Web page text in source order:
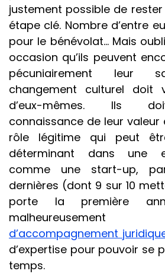
justement possible de
étape clé. Nombre d’entre
pour le bénévolat… Mais
occasion qu’ils peuvent
pécuniairement leur
changement culturel doit
d’eux-mêmes. Ils
connaissance de leur valeur
rôle légitime qui peut
déterminant dans une
comme une start-up,
dernières (dont 9 sur 10
porte la première
d’accompagnement
d’expertise pour pouvoir se
temps.